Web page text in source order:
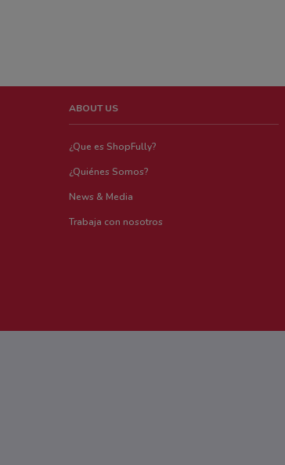
ABOUT US
¿Que es ShopFully?
¿Quiénes Somos?
News & Media
Trabaja con nosotros